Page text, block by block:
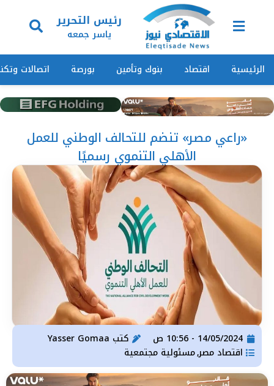
رئيس التحرير
ياسر جمعه
الرئيسية اقتصاد بنوك وتأمين بورصة اتصالات
«راعي مصر» تنضم للتحالف الوطني للعمل
الأهلي التنموي رسميًا
14/05/2024 - 10:56 ص كتب
اقتصاد مصر,مسئولية مجتمعية